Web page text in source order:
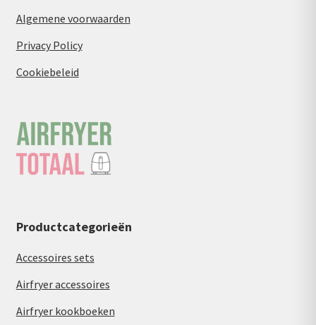
Algemene voorwaarden
Privacy Policy
Cookiebeleid
Productcategorieën
Accessoires sets
Airfryer accessoires
Airfryer kookboeken